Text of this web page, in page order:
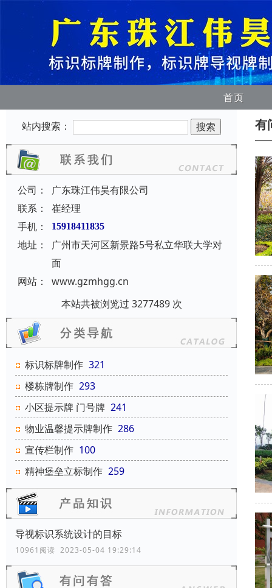
首页
站内搜索：
公司：
广东珠江伟昊有限公司
联系：
崔经理
手机：
15918411835
地址：
广州市天河区新景路5号私立华联大学对
面
网站：
www.gzmhgg.cn
本站共被浏览过 3277489 次
标识标牌制作 321
楼栋牌制作 293
小区提示牌 门号牌 241
物业温馨提示牌制作 286
宣传栏制作 100
精神堡垒立标制作 259
导视标识系统设计的目标
10961阅读 2023-05-04 19:29:14
有